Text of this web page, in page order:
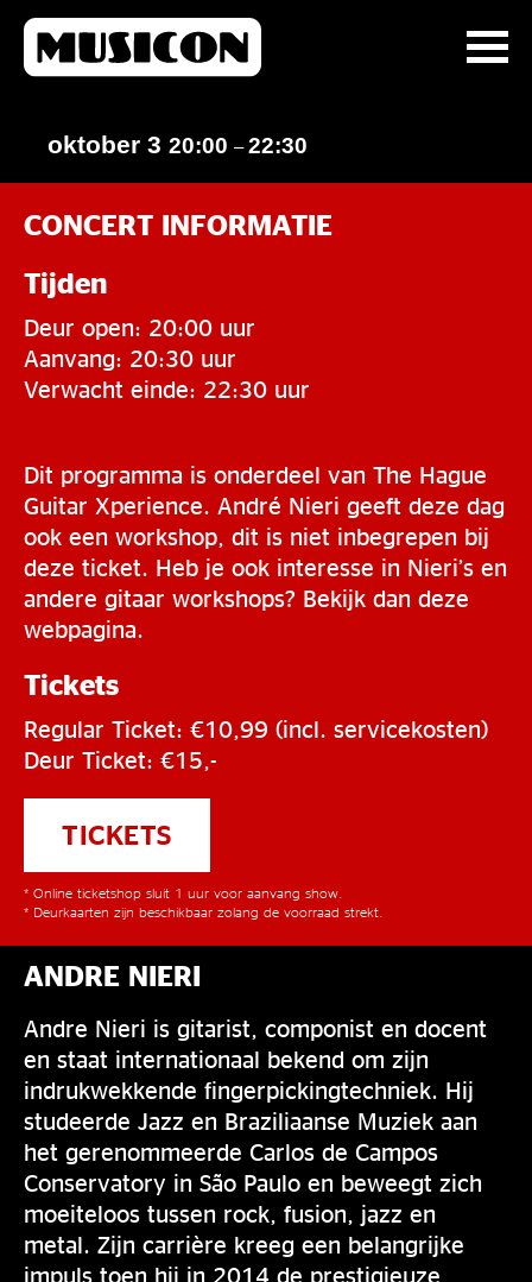
oktober 3 20:00 –22:30
CONCERT INFORMATIE
Tijden
Deur open: 20:00 uur
Aanvang: 20:30 uur
Verwacht einde: 22:30 uur
Dit programma is onderdeel van The Hague
Guitar Xperience. André Nieri geeft deze dag
ook een workshop, dit is niet inbegrepen bij
deze ticket. Heb je ook interesse in Nieri’s en
andere gitaar workshops? Bekijk dan deze
webpagina.
Tickets
Regular Ticket: €10,99 (incl. servicekosten)
Deur Ticket: €15,-
TICKETS
* Online ticketshop sluit 1 uur voor aanvang show.
* Deurkaarten zijn beschikbaar zolang de voorraad strekt.
ANDRE NIERI
Andre Nieri is gitarist, componist en docent
en staat internationaal bekend om zijn
indrukwekkende fingerpickingtechniek. Hij
studeerde Jazz en Braziliaanse Muziek aan
het gerenommeerde Carlos de Campos
Conservatory in São Paulo en beweegt zich
moeiteloos tussen rock, fusion, jazz en
metal. Zijn carrière kreeg een belangrijke
impuls toen hij in 2014 de prestigieuze